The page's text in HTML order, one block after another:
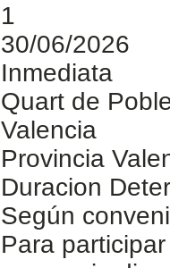
1
30/06/2026
Inmediata
Quart de
Valencia
Provincia
Duracion
Según
Para